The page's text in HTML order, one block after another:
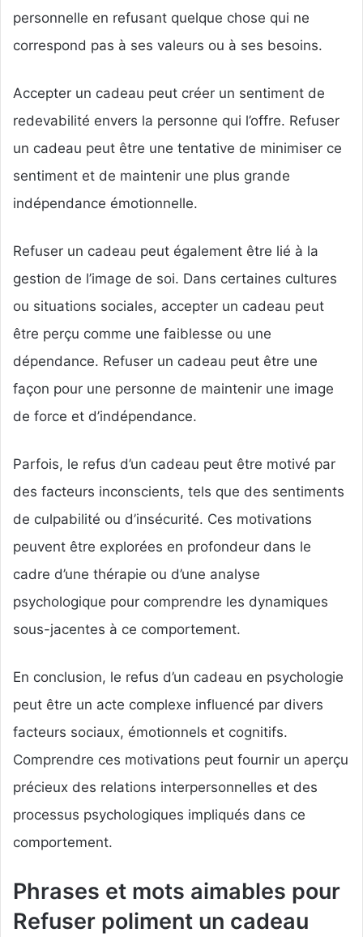
personnelle en refusant quelque chose qui ne
correspond pas à ses valeurs ou à ses besoins.
Accepter un cadeau peut créer un sentiment de
redevabilité envers la personne qui l’offre. Refuser
un cadeau peut être une tentative de minimiser ce
sentiment et de maintenir une plus grande
indépendance émotionnelle.
Refuser un cadeau peut également être lié à la
gestion de l’image de soi. Dans certaines cultures
ou situations sociales, accepter un cadeau peut
être perçu comme une faiblesse ou une
dépendance. Refuser un cadeau peut être une
façon pour une personne de maintenir une image
de force et d’indépendance.
Parfois, le refus d’un cadeau peut être motivé par
des facteurs inconscients, tels que des sentiments
de culpabilité ou d’insécurité. Ces motivations
peuvent être explorées en profondeur dans le
cadre d’une thérapie ou d’une analyse
psychologique pour comprendre les dynamiques
sous-jacentes à ce comportement.
En conclusion, le refus d’un cadeau en psychologie
peut être un acte complexe influencé par divers
facteurs sociaux, émotionnels et cognitifs.
Comprendre ces motivations peut fournir un aperçu
précieux des relations interpersonnelles et des
processus psychologiques impliqués dans ce
comportement.
Phrases et mots aimables pour
Refuser poliment un cadeau